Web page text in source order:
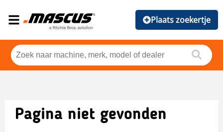
Plaats zoekertje
Pagina niet gevonden